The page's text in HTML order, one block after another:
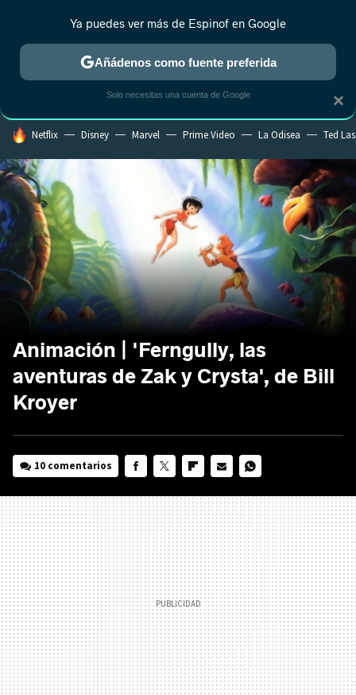
MENÚ NUEVO
ESTRENOS REALITY ANIME RANKINGS CINE
HOY SE HABLA DE
Netflix Disney Marvel Prime Video La Odisea Ted
Animación | 'Ferngully, las
aventuras de Zak y Crysta', de Bill
Kroyer
10 comentarios
MAIL
×
Ya puedes ver más de Espinof en Google
Añádenos como fuente preferida
Solo necesitas una cuenta de Google